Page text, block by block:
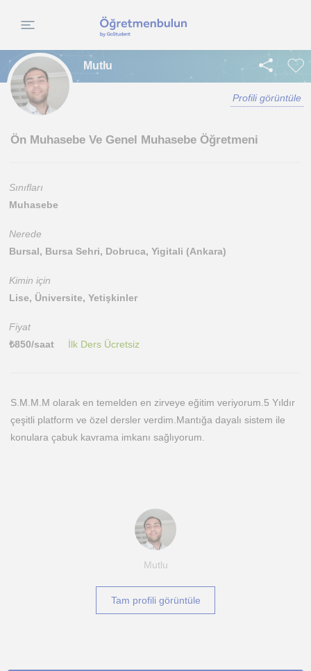
Mutlu
Profili görüntüle
Ön Muhasebe Ve Genel Muhasebe Öğretmeni
Sınıfları
Muhasebe
Nerede
Bursal, Bursa Sehri, Dobruca, Yigitali (Ankara)
Kimin için
Lise, Üniversite, Yetişkinler
Fiyat
₺850/saat İlk Ders Ücretsiz
S.M.M.M olarak en temelden en zirveye eğitim veriyorum.5 Yıldır
çeşitli platform ve özel dersler verdim.Mantığa dayalı sistem ile
konulara çabuk kavrama imkanı sağlıyorum.
Mutlu
Tam profili görüntüle